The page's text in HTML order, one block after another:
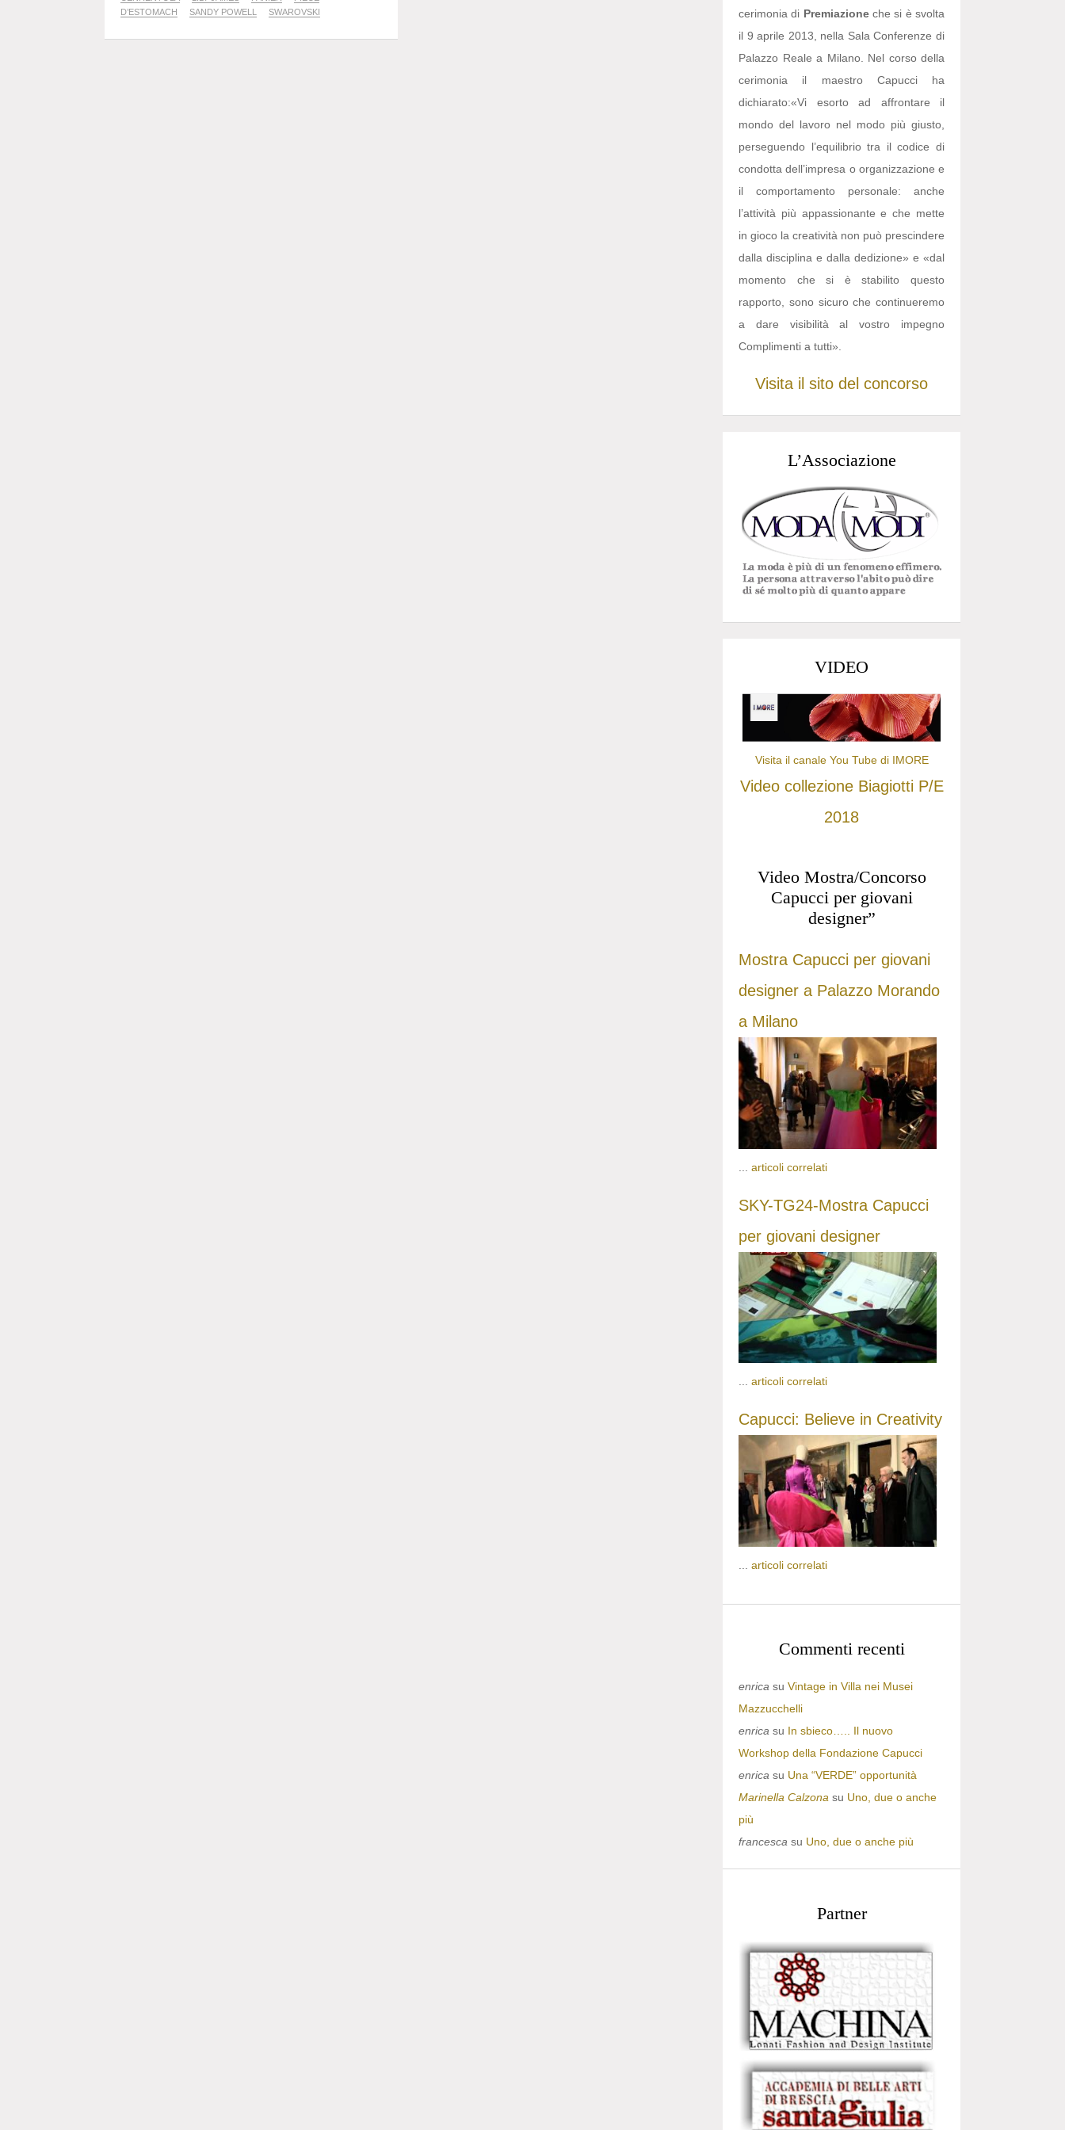
D’ESTOMACH
SANDY POWELL SWAROVSKI
cerimonia di Premiazioneche si è svolta
il 9 aprile 2013, nella Sala Conferenze di
Palazzo Reale a Milano. Nel corso della
cerimonia il maestro Capucci ha
dichiarato:«Vi esorto ad affrontare il
mondo del lavoro nel modo più giusto,
perseguendo l’equilibrio tra il codice di
condotta dell’impresa o organizzazione e
il comportamento personale: anche
l’attività più appassionante e che mette
in gioco la creatività non può prescindere
dalla disciplina e dalla dedizione» e «dal
momento che si è stabilito questo
rapporto, sono sicuro che continueremo
a dare visibilità al vostro impegno
Complimenti a tutti».
Visita il sito del concorso
L’Associazione
VIDEO
Visita il canale You Tube di IMORE
Video collezione Biagiotti P/E
2018
Video Mostra/Concorso
Capucci per giovani
designer”
Mostra Capucci per giovani
designer a Palazzo Morando
a Milano
articoli correlati
SKY-TG24-Mostra Capucci
per giovani designer
... articoli correlati
Capucci: Believe in Creativity
articoli correlati
Commenti recenti
enrica su Vintage in Villa nei Musei
Mazzucchelli
enrica su In sbieco….. Il nuovo
Workshop della Fondazione Capucci
enrica su Una “VERDE” opportunità
Marinella Calzona su Uno, due o anche
più
francesca su Uno, due o anche più
Partner